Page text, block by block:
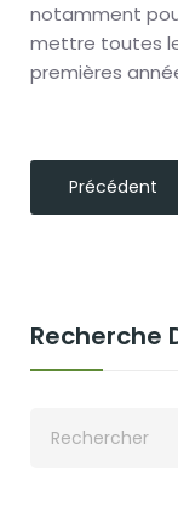
notamment
mettre toutes
premières
Précédent
Recherche